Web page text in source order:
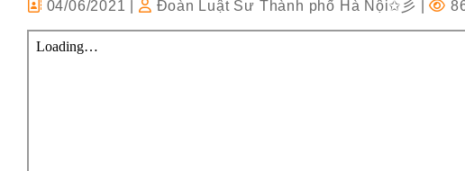
04/06/2021 Đoàn Luật Sư Thành phố Hà Nội✩彡 |